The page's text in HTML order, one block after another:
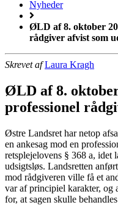
Nyheder
ØLD af 8. oktober
rådgiver afvist som
Skrevet afLaura Kragh
ØLD af 8.
professionel
Østre Landsret har netop
en ankesag mod en
retsplejelovens § 368 a, idet
udsigtsløs. Landsretten
mod rådgiveren ville få et
var af principiel karakter, og
for, at sagen skulle